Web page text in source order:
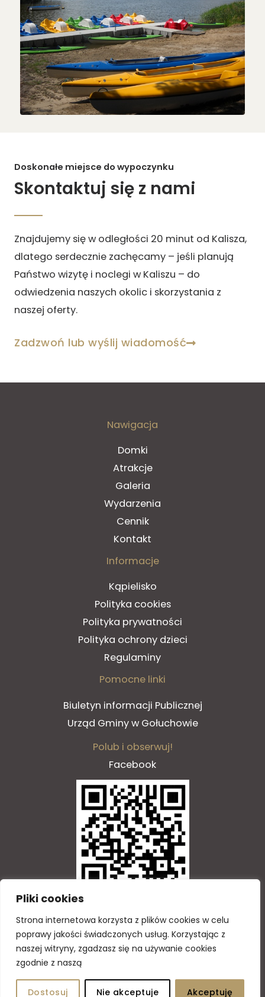
Pliki cookies
Strona internetowa korzysta z plików cookies w celu
poprawy jakości świadczonych usług. Korzystając z
naszej witryny, zgadzasz się na używanie cookies
zgodnie z naszą
Dostosuj Nie akceptuje Akceptuję
Doskonałe miejsce do wypoczynku
Skontaktuj się z nami
Znajdujemy się w odległości 20 minut od Kalisza,
dlatego serdecznie zachęcamy – jeśli planują
Państwo wizytę i noclegi w Kaliszu – do
odwiedzenia naszych okolic i skorzystania z
naszej oferty.
Zadzwoń lub wyślij wiadomość
Nawigacja
Domki
Atrakcje
Galeria
Wydarzenia
Cennik
Kontakt
Informacje
Kąpielisko
Polityka cookies
Polityka prywatności
Polityka ochrony dzieci
Regulaminy
Pomocne linki
Biuletyn informacji Publicznej
Urząd Gminy w Gołuchowie
Polub i obserwuj!
Facebook
Copyright © 2026 GOTiS
Deklaracja dostępności